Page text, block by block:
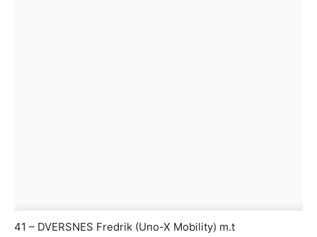
41 – DVERSNES Fredrik (Uno-X Mobility) m.t